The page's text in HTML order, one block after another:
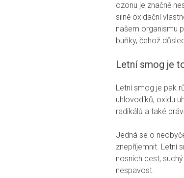
ozonu je značně
silně oxidační
našem organismu
buňky, čehož
Letní smog je
Letní smog je pak
uhlovodíků, oxidu
radikálů a také
Jedná se o
znepříjemnit. Letní
nosních cest,
nespavost.